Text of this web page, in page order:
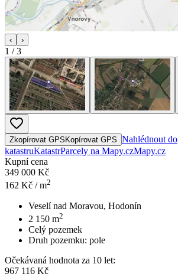
‹ ›
1 /3
Zkopírovat GPS Kopírovat GPS Nahlédnout do
katastruKatastrParcely na Mapy.czMapy.cz
Kupní cena
349 000 Kč
162 Kč / m2
Veselí nad Moravou, Hodonín
2 150 m2
Celý pozemek
Druh pozemku: pole
Očekávaná hodnota za 10 let:
967 116 Kč